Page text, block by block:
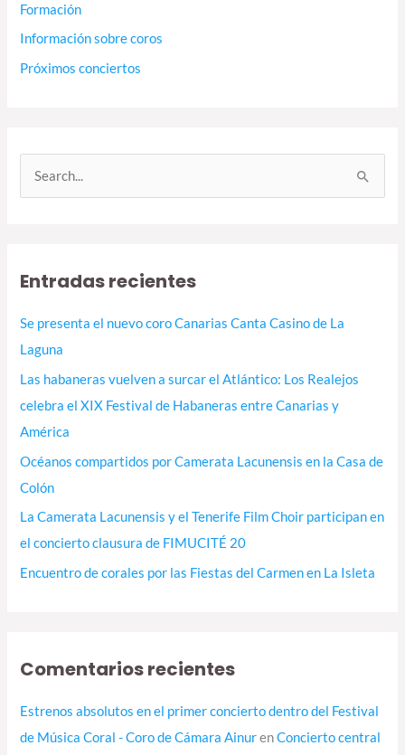
Formación
Información sobre coros
Próximos conciertos
a
Entradas recientes
Se presenta el nuevo coro Canarias Canta Casino de La
Laguna
Las habaneras vuelven a surcar el Atlántico: Los Realejos
celebra el XIX Festival de Habaneras entre Canarias y
América
Océanos compartidos por Camerata Lacunensis en la Casa de
Colón
La Camerata Lacunensis y el Tenerife Film Choir participan en
el concierto clausura de FIMUCITÉ 20
Encuentro de corales por las Fiestas del Carmen en La Isleta
Comentarios recientes
Estrenos absolutos en el primer concierto dentro del Festival
de Música Coral - Coro de Cámara AinurenConcierto central